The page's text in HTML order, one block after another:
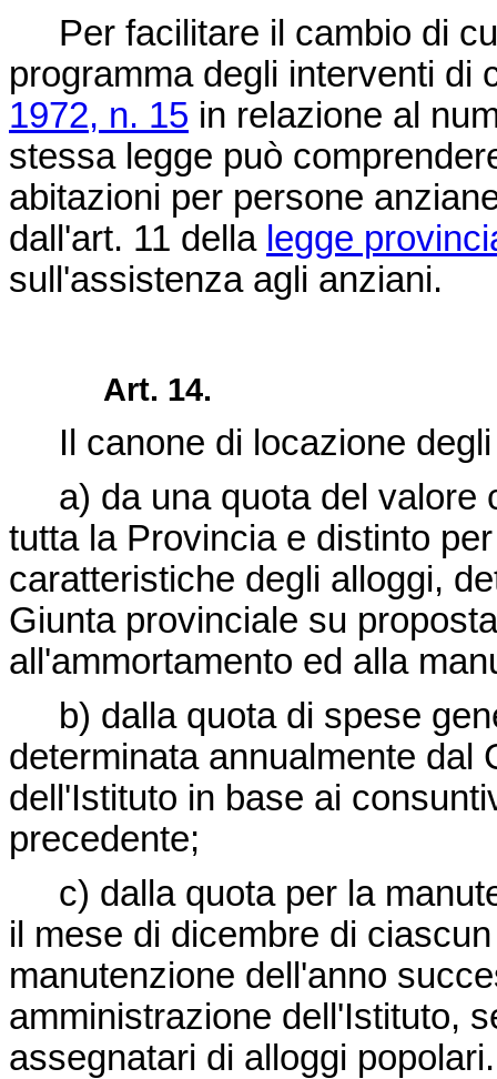
Per facilitare il cambio di
programma degli interventi di
1972, n. 15 in relazione al
stessa legge può
abitazioni per persone
dall'art. 11 della legge
sull'assistenza agli anziani.
Art. 14.
Il canone di locazione degli
a) da una quota del valore
tutta la Provincia e distinto
caratteristiche degli alloggi,
Giunta provinciale su
all'ammortamento ed alla
b) dalla quota di spese
determinata annualmente dal
dell'Istituto in base ai
precedente;
c) dalla quota per la
il mese di dicembre di
manutenzione dell'anno
amministrazione dell'Istituto,
assegnatari di alloggi popolari.